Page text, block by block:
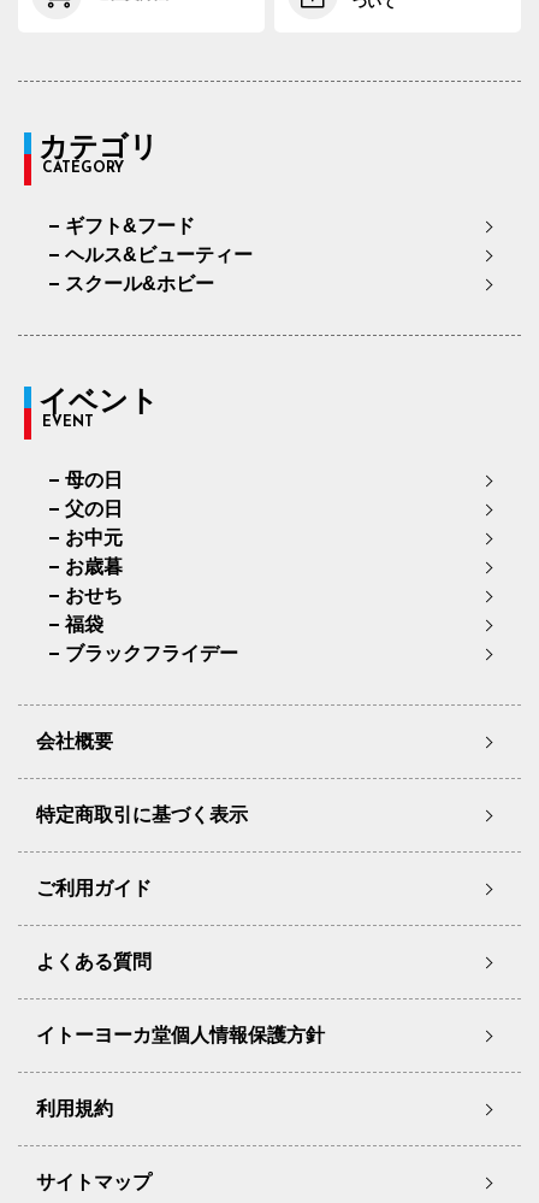
カテゴリ
CATEGORY
ギフト&フード
ヘルス&ビューティー
スクール&ホビー
イベント
EVENT
母の日
父の日
お中元
お歳暮
おせち
福袋
ブラックフライデー
会社概要
特定商取引に基づく表示
ご利用ガイド
よくある質問
イトーヨーカ堂個人情報保護方針
利用規約
サイトマップ